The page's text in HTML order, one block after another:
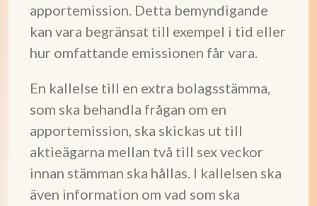
apportemission. Detta bemyndigande
kan vara begränsat till exempel i tid eller
hur omfattande emissionen får vara.
En kallelse till en extra bolagsstämma,
som ska behandla frågan om en
apportemission, ska skickas ut till
aktieägarna mellan två till sex veckor
innan stämman ska hållas. I kallelsen ska
även information om vad som ska